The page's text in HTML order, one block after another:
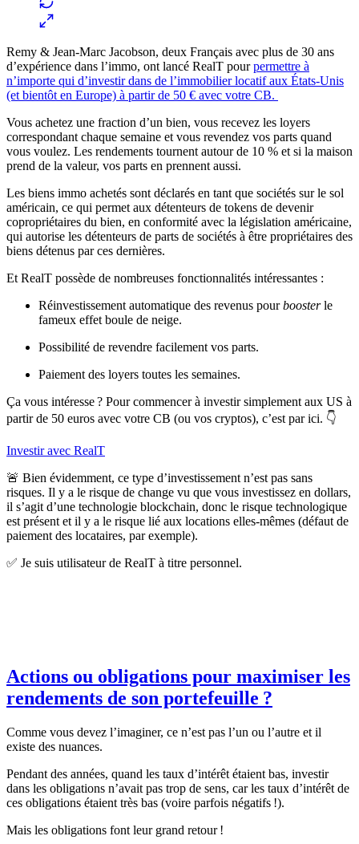
Remy & Jean-Marc Jacobson, deux Français avec plus de 30 ans
d’expérience dans l’immo, ont lancé RealT pourpermettre à
n’importe qui d’investir dans de l’immobilier locatif aux États-Unis
(et bientôt en Europe) à partir de 50 € avec votre CB.
Vous achetez une fraction d’un bien, vous recevez les loyers
correspondant chaque semaine et vous revendez vos parts quand
vous voulez. Les rendements tournent autour de 10 % et si la maison
prend de la valeur, vos parts en prennent aussi.
Les biens immo achetés sont déclarés en tant que sociétés sur le sol
américain, ce qui permet aux détenteurs de tokens de devenir
copropriétaires du bien, en conformité avec la législation américaine,
qui autorise les détenteurs de parts de sociétés à être propriétaires des
biens détenus par ces dernières.
Et RealT possède de nombreuses fonctionnalités intéressantes :
Réinvestissement automatique des revenus pourboosterle
fameux effet boule de neige.
Possibilité de revendre facilement vos parts.
Paiement des loyers toutes les semaines.
Ça vous intéresse ? Pour commencer à investir simplement aux US à
partir de 50 euros avec votre CB (ou vos cryptos), c’est par ici. 👇
Investir avec RealT
🚨 Bien évidemment, ce type d’investissement n’est pas sans
risques. Il y a le risque de change vu que vous investissez en dollars,
il s’agit d’une technologie blockchain, donc le risque technologique
est présent et il y a le risque lié aux locations elles-mêmes (défaut de
paiement des locataires, par exemple).
✅ Je suis utilisateur de RealT à titre personnel.
Actions ou obligations pour maximiser les
rendements de son portefeuille ?
Comme vous devez l’imaginer, ce n’est pas l’un ou l’autre et il
existe des nuances.
Pendant des années, quand les taux d’intérêt étaient bas, investir
dans les obligations n’avait pas trop de sens, car les taux d’intérêt de
ces obligations étaient très bas (voire parfois négatifs !).
Mais les obligations font leur grand retour !